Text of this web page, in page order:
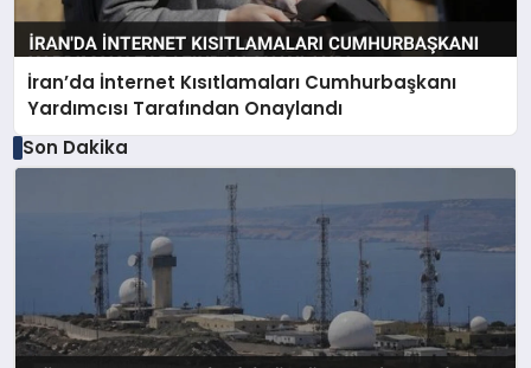
İran’da İnternet Kısıtlamaları Cumhurbaşkanı
Yardımcısı Tarafından Onaylandı
Son Dakika